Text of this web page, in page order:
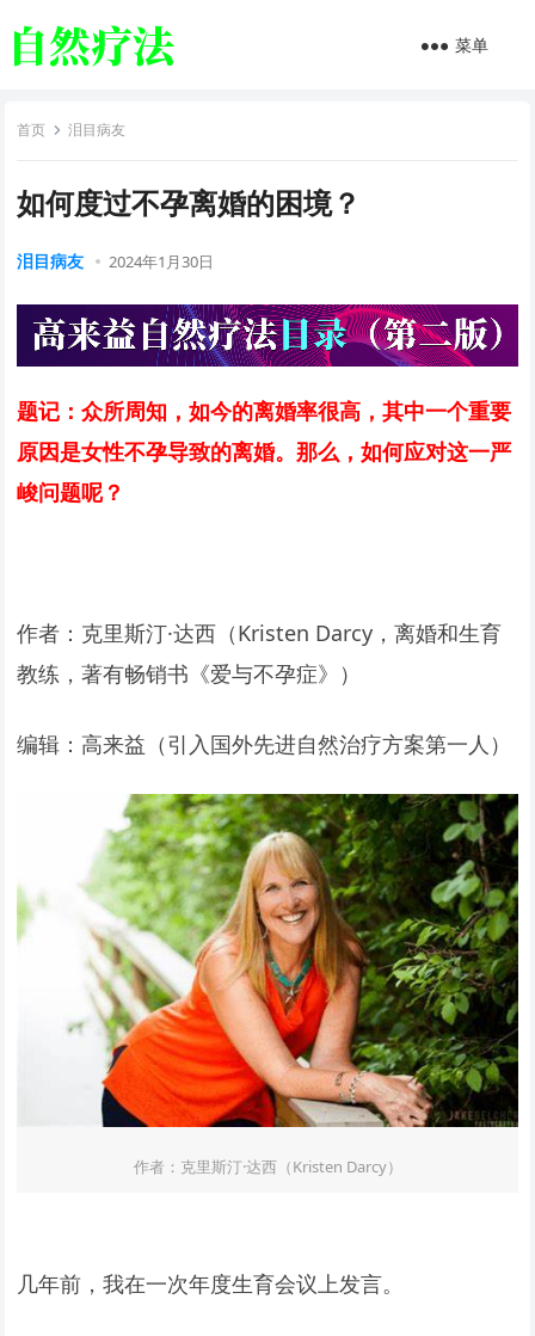
菜单
首页 泪目病友
如何度过不孕离婚的困境？
泪目病友 2024年1月30日
题记：众所周知，如今的离婚率很高，其中一个重要
原因是女性不孕导致的离婚。那么，如何应对这一严
峻问题呢？
作者：克里斯汀·达西（Kristen Darcy，离婚和生育
教练，著有畅销书《爱与不孕症》）
编辑：高来益（引入国外先进自然治疗方案第一人）
作者：克里斯汀·达西（Kristen Darcy）
几年前，我在一次年度生育会议上发言。